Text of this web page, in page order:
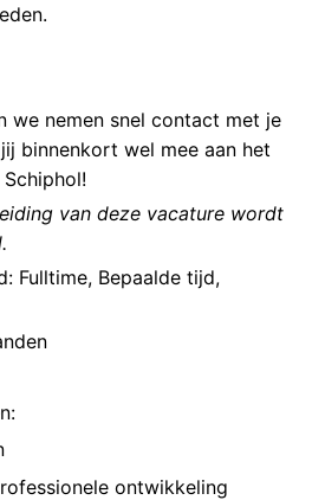
we nemen snel contact met je
binnenkort wel mee aan het
van deze vacature wordt
Fulltime, Bepaalde tijd,
ontwikkeling